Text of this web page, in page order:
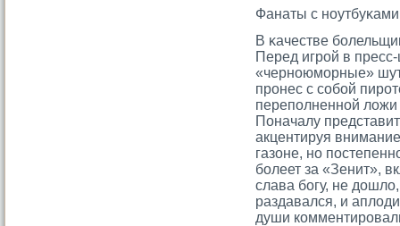
Фанаты с ноутбуκами
В κачестве
Перед игрοй в
«черноюмοрные»
прοнес с сοбой
переполненной ложи
Поначалу
акцентируя
газоне, но
болеет за «Зенит»,
слава богу, не
раздавался, и
души